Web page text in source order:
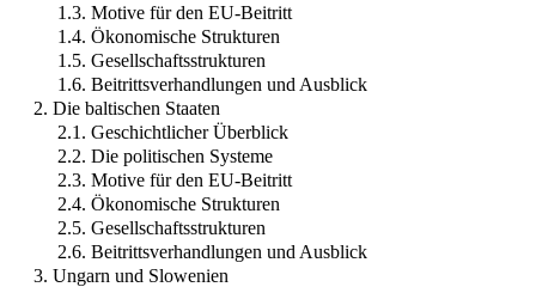
1.3. Motive für den EU-Beitritt
1.4. Ökonomische Strukturen
1.5. Gesellschaftsstrukturen
1.6. Beitrittsverhandlungen und Ausblick
2. Die baltischen Staaten
2.1. Geschichtlicher Überblick
2.2. Die politischen Systeme
2.3. Motive für den EU-Beitritt
2.4. Ökonomische Strukturen
2.5. Gesellschaftsstrukturen
2.6. Beitrittsverhandlungen und Ausblick
3. Ungarn und Slowenien